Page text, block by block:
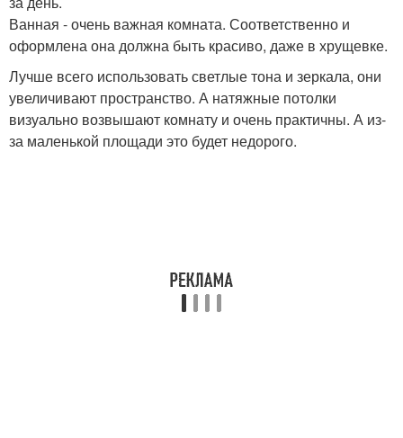
Ванная - очень важная комната. Соответственно и
оформлена она должна быть красиво, даже в хрущевке.
Лучше всего использовать светлые тона и зеркала, они
увеличивают пространство. А натяжные потолки
визуально возвышают комнату и очень практичны. А из-
за маленькой площади это будет недорого.